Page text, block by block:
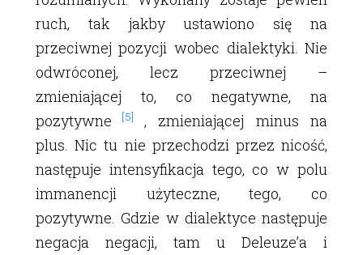
ruch, tak jakby ustawiono się na
przeciwnej pozycji wobec dialektyki. Nie
odwróconej, lecz przeciwnej –
zmieniającej to, co negatywne, na
pozytywne
[5]
, zmieniającej minus na
plus. Nic tu nie przechodzi przez nicość,
następuje intensyfikacja tego, co w polu
immanencji użyteczne, tego, co
pozytywne. Gdzie w dialektyce następuje
negacja negacji, tam u Deleuzeʼa i